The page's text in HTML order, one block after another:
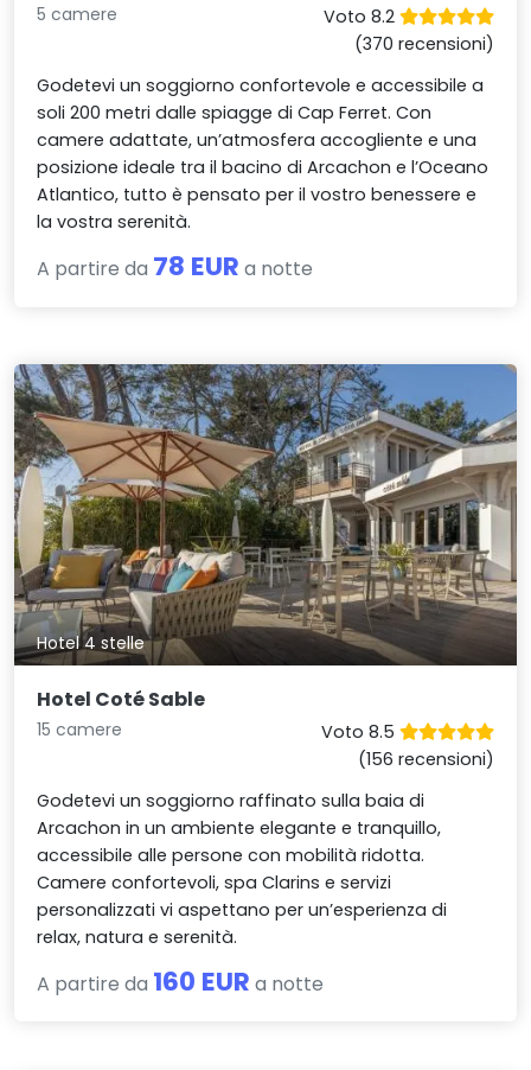
5 camere
Voto 8.2
(370 recensioni)
Godetevi un soggiorno confortevole e accessibile a
soli 200 metri dalle spiagge di Cap Ferret. Con
camere adattate, un’atmosfera accogliente e una
posizione ideale tra il bacino di Arcachon e l’Oceano
Atlantico, tutto è pensato per il vostro benessere e
la vostra serenità.
A partire da 78 EUR a notte
Hotel 4 stelle
Hotel Coté Sable
15 camere
Voto 8.5
(156 recensioni)
Godetevi un soggiorno raffinato sulla baia di
Arcachon in un ambiente elegante e tranquillo,
accessibile alle persone con mobilità ridotta.
Camere confortevoli, spa Clarins e servizi
personalizzati vi aspettano per un’esperienza di
relax, natura e serenità.
A partire da 160 EUR a notte